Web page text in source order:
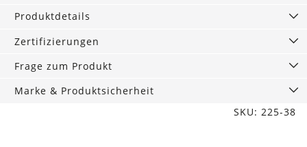
Produktdetails
Zertifizierungen
Frage zum Produkt
Marke & Produktsicherheit
SKU: 225-38